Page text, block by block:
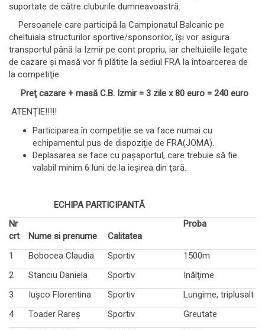
suportate de către cluburile dumneavoastră.
Persoanele care participă la Campionatul Balcanic pe
cheltuiala structurilor sportive/sponsorilor, îşi vor asigura
transportul până la Izmir pe cont propriu, iar cheltuielile legate
de cazare şi masă vor fi plătite la sediul FRA la întoarcerea de
la competiţie.
Preţ cazare + masă C.B. Izmir = 3 zile x 80 euro = 240 euro
ATENȚIE!!!!!
Participarea în competiție se va face numai cu
echipamentul pus de dispoziție de FRA(JOMA).
Deplasarea se face cu paşaportul, care trebuie să fie
valabil minim 6 luni de la ieşirea din ţară.
ECHIPA PARTICIPANTĂ
Nr
crt
Nume si prenume Calitatea
Proba
1 Bobocea Claudia Sportiv
1500m
2
Stanciu Daniela Sportiv
Inălţime
3
Iuşco Florentina Sportiv
Lungime, triplusalt
4
Toader Rareş Sportiv
Greutate